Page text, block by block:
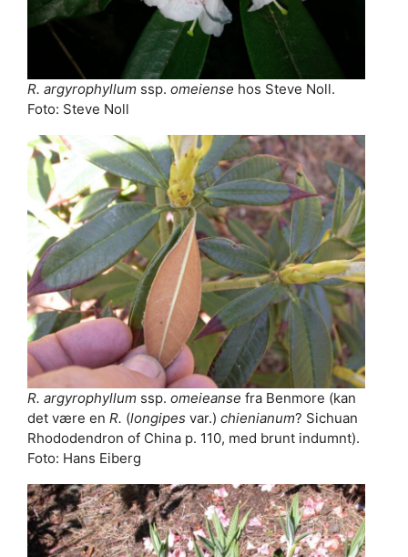
R. argyrophyllum ssp. omeiense hos Steve Noll.
Foto: Steve Noll
R. argyrophyllum ssp. omeieanse fra Benmore (kan
det være en R. (longipes var.) chienianum? Sichuan
Rhododendron of China p. 110, med brunt indumnt).
Foto: Hans Eiberg